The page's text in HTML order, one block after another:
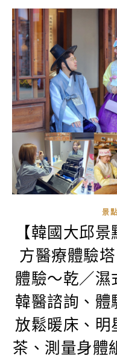
景點
【韓國大邱
方醫療體驗
體驗～乾／濕
韓醫諮詢、體
放鬆暖床、明
茶、測量身體